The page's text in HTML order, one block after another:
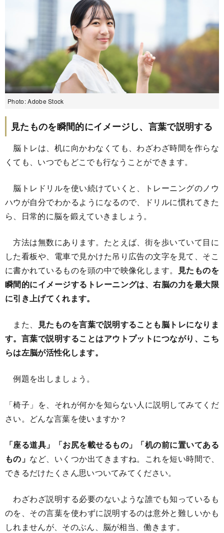
Photo: Adobe Stock
見たものを瞬間的にイメージし、言葉で説明する
脳トレは、机に向かわなくても、わざわざ時間を作らな
くても、いつでもどこでも行なうことができます。
脳トレドリルを使い続けていくと、トレーニングのノウ
ハウが自分でわかるようになるので、ドリルに慣れてきた
ら、日常的に脳を鍛えていきましょう。
方法は無数にあります。たとえば、街を歩いていて目に
した看板や、電車で見かけた吊り広告の文字を見て、そこ
に書かれているものを頭の中で映像化します。
見たものを
瞬間的にイメージするトレーニングは、右脳の力を最大限
に引き上げてくれます。
また、
見たものを言葉で説明することも脳トレになりま
す。言葉で説明することはアウトプットにつながり、こち
らは左脳が活性化します。
例題を出しましょう。
「椅子」を、それが何かを知らない人に説明してみてくだ
さい。どんな言葉を使いますか？
「座る道具」「お尻を載せるもの」「机の前に置いてある
もの」 など、いくつか出てきますね。これを短い時間で、
できるだけたくさん思いついてみてください。
わざわざ説明する必要のないような誰でも知っているも
のを、その言葉を使わずに説明するのは意外と難しいかも
しれませんが、そのぶん、脳が相当、働きます。